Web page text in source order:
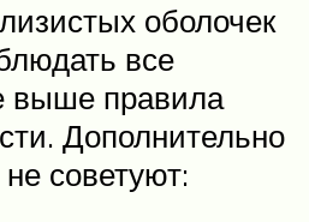
оболочек
все
выше правила
Дополнительно
советуют: